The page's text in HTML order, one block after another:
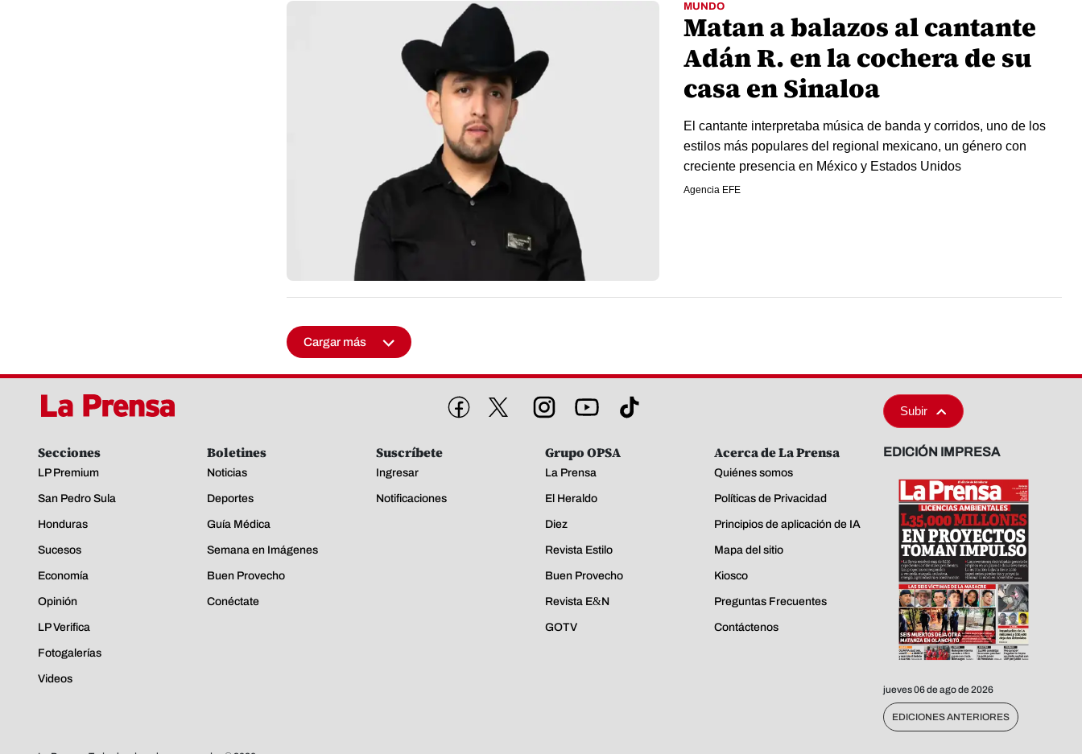
MUNDO
Matan a balazos al cantante
Adán R. en la cochera de su
casa en Sinaloa
El cantante interpretaba música de banda y corridos, uno de los
estilos más populares del regional mexicano, un género con
creciente presencia en México y Estados Unidos
Agencia EFE
Cargar más
Subir
Secciones
LP Premium
San Pedro Sula
Honduras
Sucesos
Economía
Opinión
LP Verifica
Fotogalerías
Videos
Boletines
Noticias
Deportes
Guía Médica
Semana en Imágenes
Buen Provecho
Conéctate
Suscríbete
Ingresar
Notificaciones
Grupo OPSA
La Prensa
El Heraldo
Diez
Revista Estilo
Buen Provecho
Revista E&N
GOTV
Acerca de La Prensa
Quiénes somos
Políticas de Privacidad
Principios de aplicación de IA
Mapa del sitio
Kiosco
Preguntas Frecuentes
Contáctenos
EDICIÓN IMPRESA
jueves 06 de ago de 2026
EDICIONES ANTERIORES